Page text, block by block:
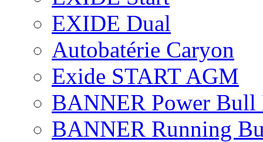
EXIDE Dual
Autobatérie Caryon
Exide START AGM
BANNER Power Bull
BANNER Running